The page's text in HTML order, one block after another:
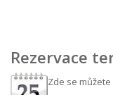
Rezervace
Zde se